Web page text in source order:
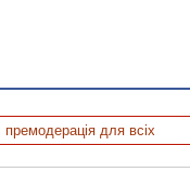
для всіх